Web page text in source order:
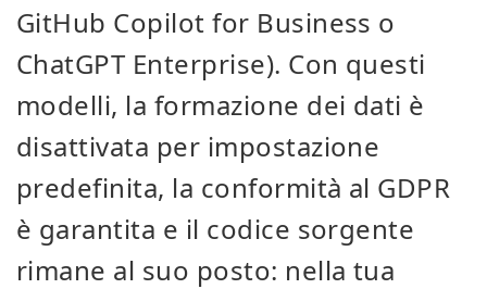
GitHub Copilot for Business o
ChatGPT Enterprise). Con questi
modelli, la formazione dei dati è
disattivata per impostazione
predefinita, la conformità al GDPR
è garantita e il codice sorgente
rimane al suo posto: nella tua